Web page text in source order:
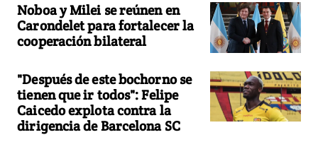
Noboa y Milei se reúnen en
Carondelet para fortalecer la
cooperación bilateral
"Después de este bochorno se
tienen que ir todos": Felipe
Caicedo explota contra la
dirigencia de Barcelona SC